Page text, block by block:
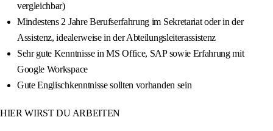
vergleichbar)
Mindestens 2 Jahre Berufserfahrung im Sekretariat oder in der
Assistenz, idealerweise in der Abteilungsleiterassistenz
Sehr gute Kenntnisse in MS Office, SAP sowie Erfahrung mit
Google Workspace
Gute Englischkenntnisse sollten vorhanden sein
HIER WIRST DU ARBEITEN